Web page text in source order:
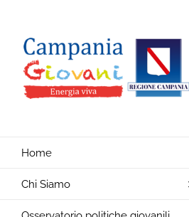
contenuto
Home
Chi Siamo